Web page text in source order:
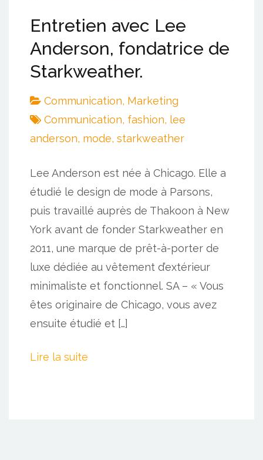
Entretien avec Lee
Anderson, fondatrice de
Starkweather.
Communication, Marketing
Communication, fashion, lee
anderson, mode, starkweather
Lee Anderson est née à Chicago. Elle a
étudié le design de mode à Parsons,
puis travaillé auprès de Thakoon à New
York avant de fonder Starkweather en
2011, une marque de prêt-à-porter de
luxe dédiée au vêtement d’extérieur
minimaliste et fonctionnel. SA – « Vous
êtes originaire de Chicago, vous avez
ensuite étudié et […]
Lire la suite